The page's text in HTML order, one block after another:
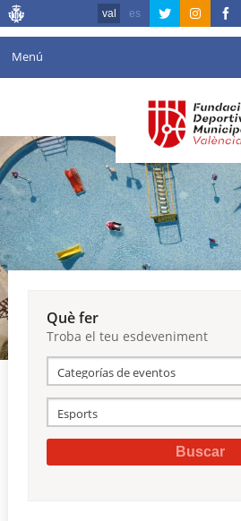
val es
Menú
Agenda
Instal·lacions
Comunicació
València en esport
Reserves
Què fer
Troba el teu esdeveniment